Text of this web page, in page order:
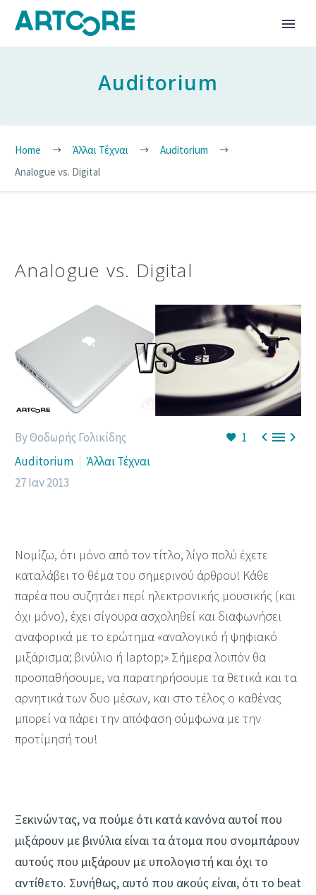
Auditorium
Home Άλλαι Τέχναι
Auditorium
Analogue vs. Digital
Analogue vs. Digital
1 
By Θοδωρής Γολικίδης
Auditorium
Άλλαι Τέχναι
27 Ιαν 2013
Nομίζω, ότι μόνο από τον τίτλο, λίγο πολύ έχετε
καταλάβει το θέμα του σημερινού άρθρου! Κάθε
παρέα που συζητάει περί ηλεκτρονικής μουσικής (και
όχι μόνο), έχει σίγουρα ασχοληθεί και διαφωνήσει
αναφορικά με το ερώτημα «αναλογικό ή ψηφιακό
μιξάρισμα; βινύλιο ή laptop;» Σήμερα λοιπόν θα
προσπαθήσουμε, να παρατηρήσουμε τα θετικά και τα
αρνητικά των δυο μέσων, και στο τέλος ο καθένας
μπορεί να πάρει την απόφαση σύμφωνα με την
προτίμησή του!
Ξεκινώντας, να πούμε ότι κατά κανόνα αυτοί που
μιξάρουν με βινύλια είναι τα άτομα που σνομπάρουν
αυτούς που μιξάρουν με υπολογιστή και όχι το
αντίθετο. Συνήθως, αυτό που ακούς είναι, ότι το beat